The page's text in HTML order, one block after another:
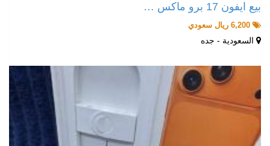
بيع ايفون 17 برو ماكس …
السعودية - جده